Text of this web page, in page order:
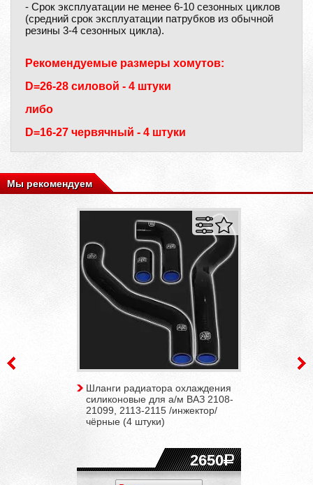
- Срок эксплуатации не менее 6-10 сезонных циклов
(средний срок эксплуатации патрубков из обычной
резины 3-4 сезонных цикла).
Рекомендуемые размеры хомутов:
D=26-28 силовой - 4 штуки
либо
D=16-27 червячный - 4 штуки
Мы рекомендуем
Шланги радиатора охлаждения
силиконовые для а/м ВАЗ 2108-
21099, 2113-2115 /инжектор/
чёрные (4 штуки)
2650